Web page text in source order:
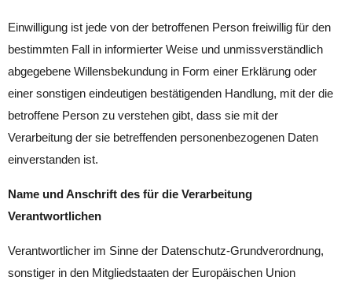
Einwilligung ist jede von der betroffenen Person freiwillig für den
bestimmten Fall in informierter Weise und unmissverständlich
abgegebene Willensbekundung in Form einer Erklärung oder
einer sonstigen eindeutigen bestätigenden Handlung, mit der die
betroffene Person zu verstehen gibt, dass sie mit der
Verarbeitung der sie betreffenden personenbezogenen Daten
einverstanden ist.
Name und Anschrift des für die Verarbeitung
Verantwortlichen
Verantwortlicher im Sinne der Datenschutz-Grundverordnung,
sonstiger in den Mitgliedstaaten der Europäischen Union